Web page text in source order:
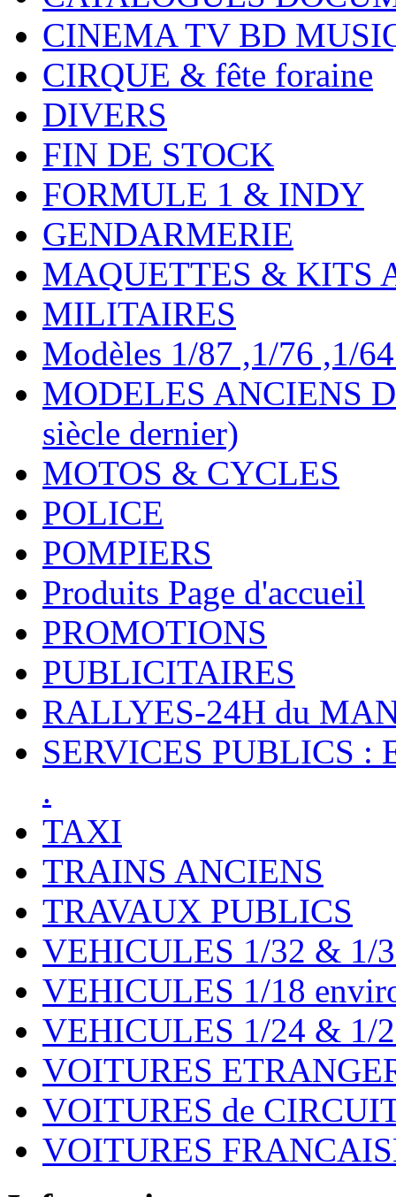
CINEMA TV BD
CIRQUE & fête foraine
DIVERS
FIN DE STOCK
FORMULE 1 & INDY
GENDARMERIE
MAQUETTES & KITS
MILITAIRES
Modèles 1/87 ,1/76 ,1/
MODELES ANCIENS
siècle dernier)
MOTOS & CYCLES
POLICE
POMPIERS
Produits Page d'accueil
PROMOTIONS
PUBLICITAIRES
RALLYES-24H du
SERVICES PUBLICS :
.
TAXI
TRAINS ANCIENS
TRAVAUX PUBLICS
VEHICULES 1/32 & 1/
VEHICULES 1/18
VEHICULES 1/24 & 1/
VOITURES
VOITURES de
VOITURES